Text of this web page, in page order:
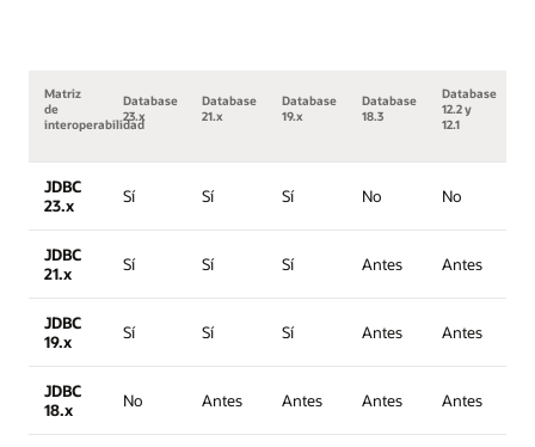
Matriz
de
interoperabilidad
Database
23.x
Database
21.x
Database
19.x
Database
18.3
Database
12.2 y
12.1
JDBC
23.x
Sí Sí Sí No No
JDBC
21.x
Sí Sí Sí Antes Antes
JDBC
19.x
Sí Sí Sí Antes Antes
JDBC
18.x
No Antes Antes Antes Antes